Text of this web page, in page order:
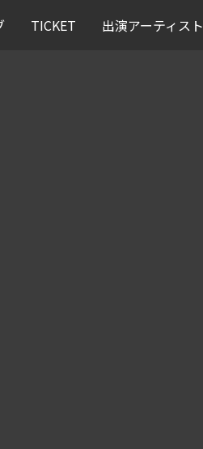
TICKET 出演アーティスト